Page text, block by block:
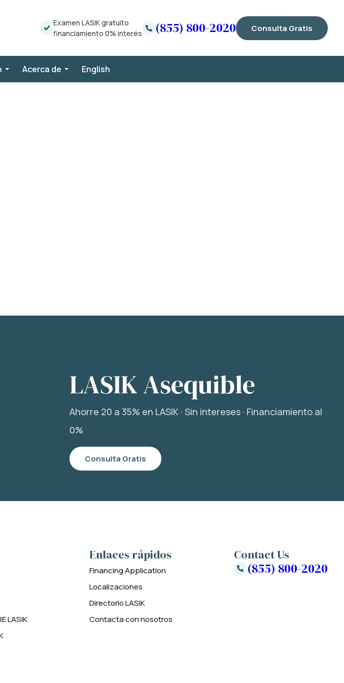
Examen LASIK gratuito
financiamiento 0% interés
(855) 800-2020 Consulta Gratis
Acerca de English
LASIK Asequible
Ahorre 20 a 35% en LASIK · Sin intereses · Financiamiento al
0%
Consulta Gratis
LASIK
Enlaces rápidos
Financing Application
Localizaciones
Directorio LASIK
Contacta con nosotros
Contact Us
(855) 800-2020